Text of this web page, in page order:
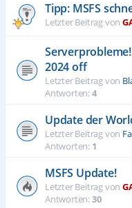
Tipp: MSFS
Letzter Beitrag von
2024 off
Letzter Beitrag von
Antworten:4
Update der
Letzter Beitrag von
Antworten: 1
MSFS Update!
Letzter Beitrag von
Antworten:30